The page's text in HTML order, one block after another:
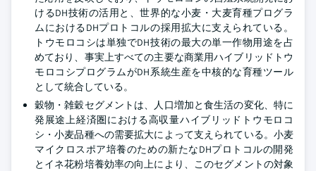
けるDH技術の活用と、世界的な小麦・大麦育種プログラ
ムにおけるDHプロトコルの採用拡大に支えられている。
トウモロコシは単独でDH技術の最大の単一作物用途を占
めており、事実上すべての主要な商業用ハイブリッドトウ
モロコシプログラムがDH系統生産を中核的な育種ツール
として統合している。
穀物・雑穀セグメントは、人口増加と食生活の変化、特に
発展途上経済圏における高収量ハイブリッドトウモロコ
シ・小麦品種への需要拡大によって支えられている。小麦
マイクロスポア培養のための新たなDHプロトコルの開発
とイネ花粉培養効率の向上により、このセグメントの対象